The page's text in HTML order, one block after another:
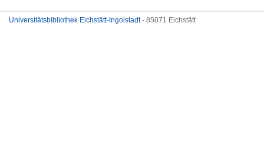
Universitätsbibliothek Eichstätt-Ingolstadt- 85071 Eichstätt